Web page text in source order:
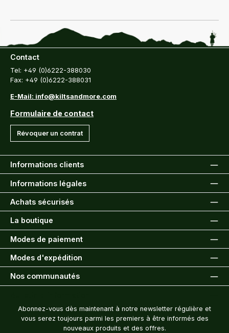
Contact
Tel: +49 (0)6222-388030
Fax: +49 (0)6222-388031
E-Mail: info@kiltsandmore.com
Formulaire de contact
Révoquer un contrat
Informations clients
Informations légales
Achats sécurisés
La boutique
Modes de paiement
Modes d'expédition
Nos communautés
Abonnez-vous dès maintenant à notre newsletter régulière et
vous serez toujours parmi les premiers à être informés des
nouveaux produits et des offres.